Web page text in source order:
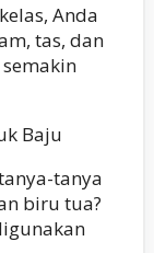
Anda
tas, dan
tanya
biru tua?